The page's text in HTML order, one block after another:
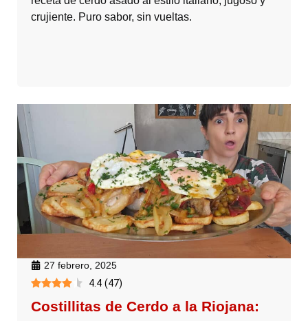
crujiente. Puro sabor, sin vueltas.
27 febrero, 2025
4.4 (47)
Costillitas de Cerdo a la Riojana: